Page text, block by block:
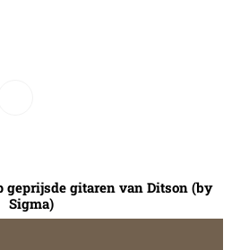
geprijsde gitaren van Ditson (by
Sigma)